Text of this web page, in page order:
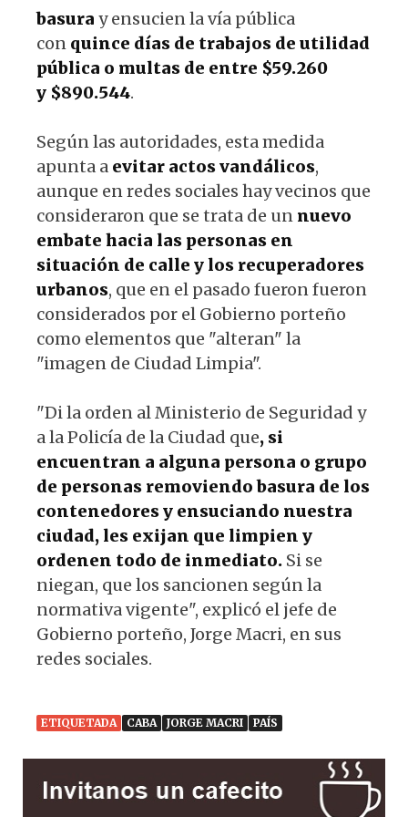
basura y ensucien la vía pública
con quince días de trabajos de utilidad
pública o multas de entre $59.260
y $890.544.
Según las autoridades, esta medida
apunta a evitar actos vandálicos,
aunque en redes sociales hay vecinos que
consideraron que se trata de un nuevo
embate hacia las personas en
situación de calle y los recuperadores
urbanos, que en el pasado fueron fueron
considerados por el Gobierno porteño
como elementos que "alteran" la
"imagen de Ciudad Limpia".
"Di la orden al Ministerio de Seguridad y
a la Policía de la Ciudad que, si
encuentran a alguna persona o grupo
de personas removiendo basura de los
contenedores y ensuciando nuestra
ciudad, les exijan que limpien y
ordenen todo de inmediato. Si se
niegan, que los sancionen según la
normativa vigente", explicó el jefe de
Gobierno porteño, Jorge Macri, en sus
redes sociales.
ETIQUETADA CABA JORGE MACRI PAÍS